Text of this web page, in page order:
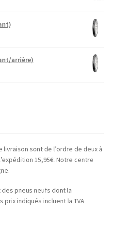
arrière)
sont de l’ordre de deux à
15,95€. Notre centre
pneus neufs dont la
indiqués incluent la TVA